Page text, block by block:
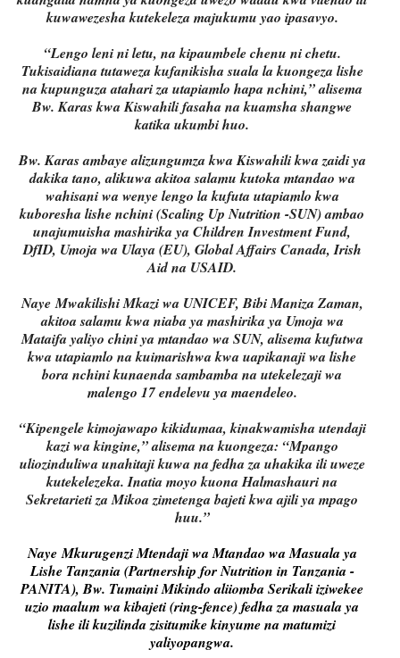
kuwawezesha kutekeleza majukumu yao ipasavyo.
“Lengo leni ni letu, na kipaumbele chenu ni chetu.
Tukisaidiana tutaweza kufanikisha suala la kuongeza lishe
na kupunguza atahari za utapiamlo hapa nchini,” alisema
Bw. Karas kwa Kiswahili fasaha na kuamsha shangwe
katika ukumbi huo.
Bw. Karas ambaye alizungumza kwa Kiswahili kwa zaidi ya
dakika tano, alikuwa akitoa salamu kutoka mtandao wa
wahisani wa wenye lengo la kufuta utapiamlo kwa
kuboresha lishe nchini (Scaling Up Nutrition -SUN) ambao
unajumuisha mashirika ya Children Investment Fund,
DfID, Umoja wa Ulaya (EU), Global Affairs Canada, Irish
Aid na USAID.
NayeMwakilishi Mkazi wa UNICEF, Bibi Maniza Zaman,
akitoa salamu kwa niaba ya mashirika ya Umoja wa
Mataifa yaliyo chini ya mtandao wa SUN, alisema kufutwa
kwa utapiamlo na kuimarishwa kwa uapikanaji wa lishe
bora nchini kunaenda sambamba na utekelezaji wa
malengo 17 endelevu ya maendeleo.
“Kipengele kimojawapo kikidumaa, kinakwamisha utendaji
kazi wa kingine,” alisema na kuongeza: “Mpango
uliozinduliwa unahitaji kuwa na fedha za uhakika ili uweze
kutekelezeka. Inatia moyo kuona Halmashauri na
Sekretarieti za Mikoa zimetenga bajeti kwa ajili ya mpago
huu.”
NayeMkurugenzi Mtendaji wa Mtandao wa Masuala ya
Lishe Tanzania (Partnership for Nutrition in Tanzania -
PANITA), Bw. Tumaini Mikindo aliiomba Serikali iziwekee
uzio maalum wa kibajeti (ring-fence) fedha za masuala ya
lishe ili kuzilinda zisitumike kinyume na matumizi
yaliyopangwa.